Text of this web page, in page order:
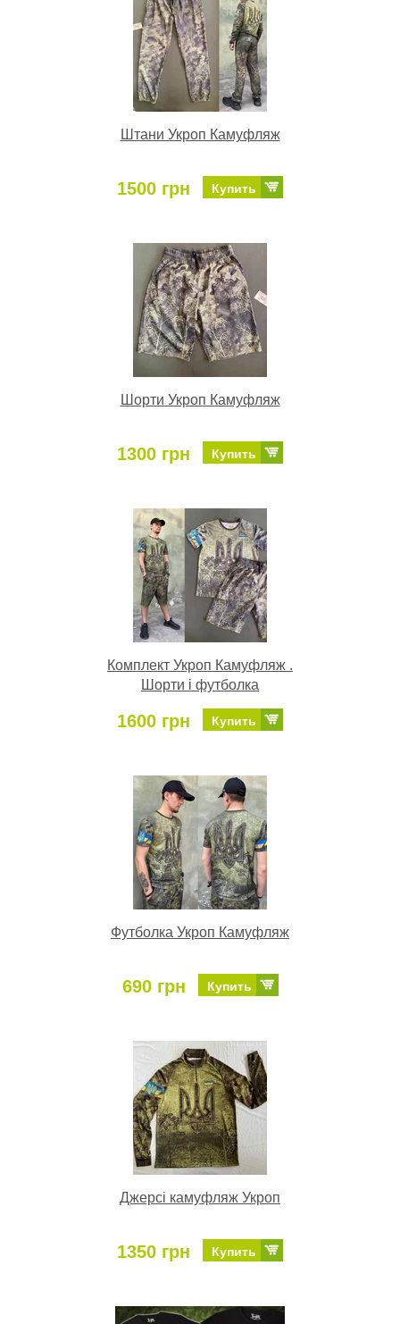
Штани Укроп Камуфляж
1500 грн Купить
Шорти Укроп Камуфляж
1300 грн Купить
Комплект Укроп Камуфляж .
Шорти і футболка
1600 грн Купить
Футболка Укроп Камуфляж
690 грн Купить
Джерсі камуфляж Укроп
1350 грн Купить